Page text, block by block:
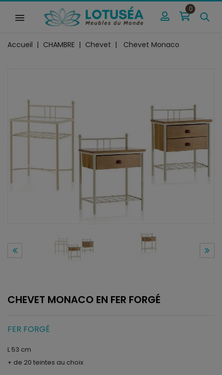
0
Accueil CHAMBRE Chevet Chevet Monaco
CHEVET MONACO EN FER FORGÉ
FER FORGÉ
L 53 cm
+ de 20 teintes au choix